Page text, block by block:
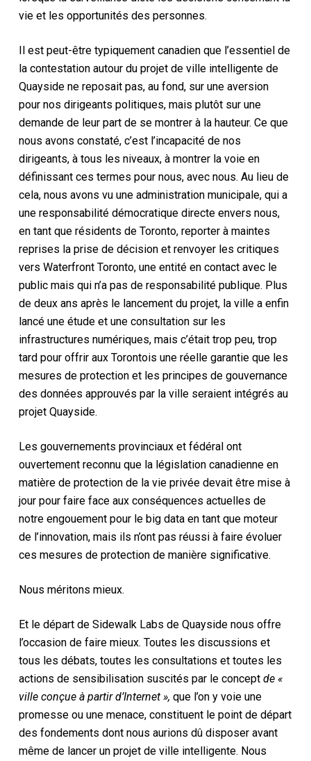
vie et les opportunités des personnes.
Il est peut-être typiquement canadien que l’essentiel de
la contestation autour du projet de ville intelligente de
Quayside ne reposait pas, au fond, sur une aversion
pour nos dirigeants politiques, mais plutôt sur une
demande de leur part de se montrer à la hauteur. Ce que
nous avons constaté, c’est l’incapacité de nos
dirigeants, à tous les niveaux, à montrer la voie en
définissant ces termes pour nous, avec nous. Au lieu de
cela, nous avons vu une administration municipale, qui a
une responsabilité démocratique directe envers nous,
en tant que résidents de Toronto, reporter à maintes
reprises la prise de décision et renvoyer les critiques
vers Waterfront Toronto, une entité en contact avec le
public mais qui n’a pas de responsabilité publique. Plus
de deux ans après le lancement du projet, la ville a enfin
lancé une étude et une consultation sur les
infrastructures numériques, mais c’était trop peu, trop
tard pour offrir aux Torontois une réelle garantie que les
mesures de protection et les principes de gouvernance
des données approuvés par la ville seraient intégrés au
projet Quayside.
Les gouvernements provinciaux et fédéral ont
ouvertement reconnu que la législation canadienne en
matière de protection de la vie privée devait être mise à
jour pour faire face aux conséquences actuelles de
notre engouement pour le big data en tant que moteur
de l’innovation, mais ils n’ont pas réussi à faire évoluer
ces mesures de protection de manière significative.
Nous méritons mieux.
Et le départ de Sidewalk Labs de Quayside nous offre
l’occasion de faire mieux. Toutes les discussions et
tous les débats, toutes les consultations et toutes les
actions de sensibilisation suscités par le concept de «
ville conçue à partir d’Internet », que l’on y voie une
promesse ou une menace, constituent le point de départ
des fondements dont nous aurions dû disposer avant
même de lancer un projet de ville intelligente. Nous